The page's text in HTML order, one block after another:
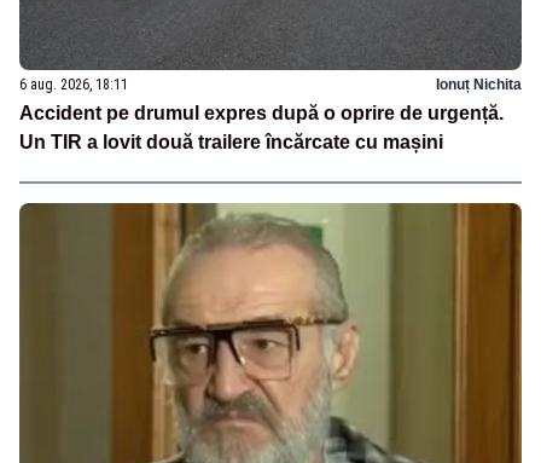
6 aug. 2026, 18:11 Ionuț Nichita
Accident pe drumul expres după o oprire de urgență.
Un TIR a lovit două trailere încărcate cu mașini